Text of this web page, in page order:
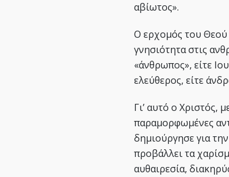
αβίωτος».
Ο ερχομός του Θεού
γνησιότητα στις
«άνθρωπος», είτε
ελεύθερος, είτε
Γι’ αυτό ο Χριστός,
παραμορφωμένες
δημιούργησε για
προβάλλει τα
αυθαιρεσία,